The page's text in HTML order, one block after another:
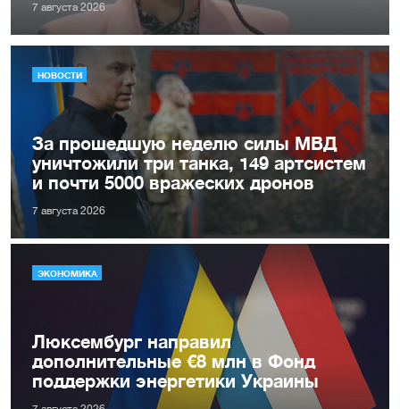
7 августа 2026
НОВОСТИ
За прошедшую неделю силы МВД
уничтожили три танка, 149 артсистем
и почти 5000 вражеских дронов
7 августа 2026
ЭКОНОМИКА
Люксембург направил
дополнительные €8 млн в Фонд
поддержки энергетики Украины